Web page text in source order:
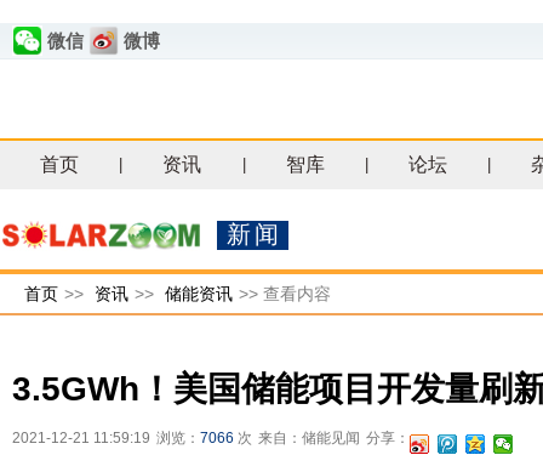
微信 微博
首页 资讯 智库 论坛
新闻
首页 >> 资讯 >> 储能资讯 >> 查看内容
3.5GWh！美国储能项目开发量刷
2021-12-21 11:59:19 浏览： 7066 次 来自：储能见闻 分享：